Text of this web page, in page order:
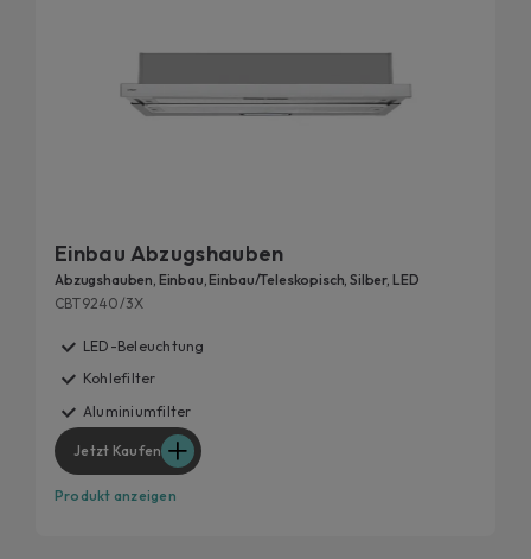
Einbau Abzugshauben
Abzugshauben, Einbau, Einbau/Teleskopisch, Silber, LED
CBT9240/3X
LED-Beleuchtung
Kohlefilter
Aluminiumfilter
Jetzt Kaufen
Produkt anzeigen